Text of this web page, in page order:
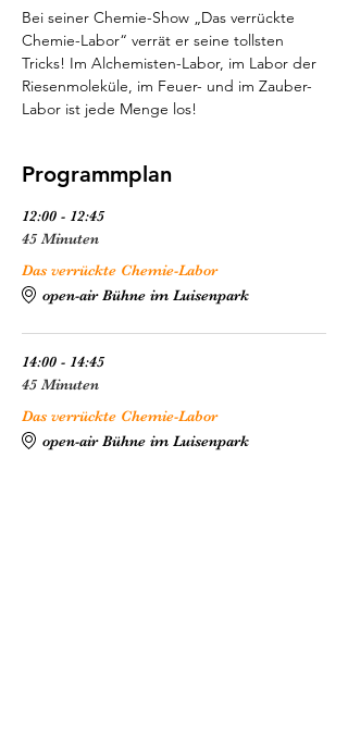
Bei seiner Chemie-Show „Das verrückte
Chemie-Labor“ verrät er seine tollsten
Tricks! Im Alchemisten-Labor, im Labor der
Riesenmoleküle, im Feuer- und im Zauber-
Labor ist jede Menge los!
Programmplan
12:00 - 12:45
45 Minuten
Das verrückte Chemie-Labor
open-air Bühne im Luisenpark
14:00 - 14:45
45 Minuten
Das verrückte Chemie-Labor
open-air Bühne im Luisenpark